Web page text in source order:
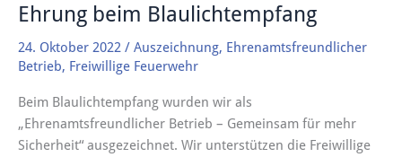
Ehrung beim Blaulichtempfang
24. Oktober 2022 / Auszeichnung, Ehrenamtsfreundlicher
Betrieb, Freiwillige Feuerwehr
Beim Blaulichtempfang wurden wir als
„Ehrenamtsfreundlicher Betrieb – Gemeinsam für mehr
Sicherheit“ ausgezeichnet. Wir unterstützen die Freiwillige